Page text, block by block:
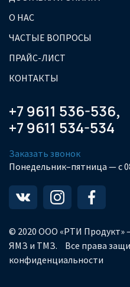
О НАС
ЧАСТЫЕ ВОПРОСЫ
ПРАЙС-ЛИСТ
КОНТАКТЫ
+7 9611 536-536,
+7 9611 534-534
Заказать звонок
Понедельник–пятница — с
© 2020 ООО «РТИ Продукт»
ЯМЗ и ТМЗ.
Все права
конфиденциальности